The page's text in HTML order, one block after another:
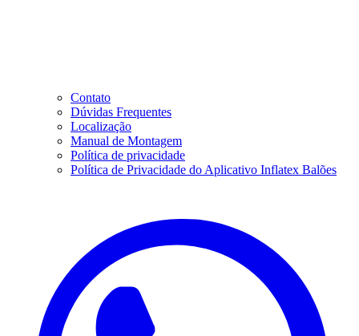
Contato
Dúvidas Frequentes
Localização
Manual de Montagem
Política de privacidade
Política de Privacidade do Aplicativo Inflatex Balões